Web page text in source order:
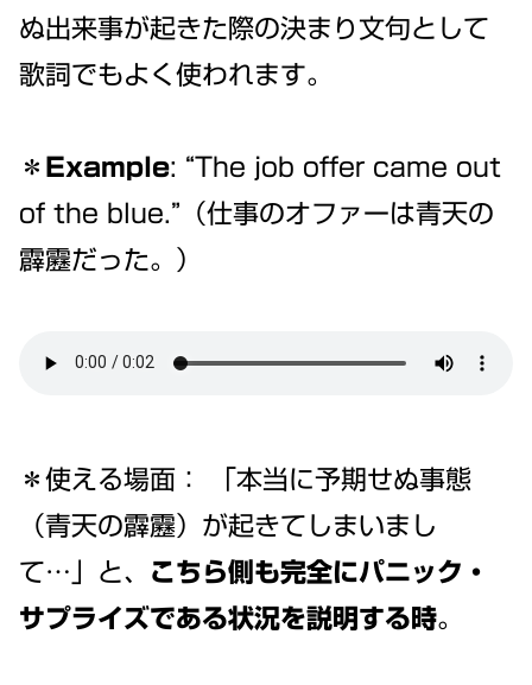
ぬ出来事が起きた際の決まり文句として
歌詞でもよく使われます。
＊Example: “The job offer came out
of the blue.”（仕事のオファーは青天の
霹靂だった。）
＊使える場面： 「本当に予期せぬ事態
（青天の霹靂）が起きてしまいまし
て…」と、 こちら側も完全にパニック・
サプライズである状況を説明する時。